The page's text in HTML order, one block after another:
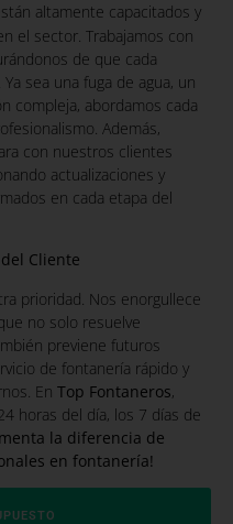
altamente capacitados y
el sector. Trabajamos con
de que cada
sea una fuga de agua, un
compleja, abordamos cada
Además,
con nuestros clientes
actualizaciones y
en cada etapa del
Cliente
prioridad. Nos enorgullece
no solo resuelve
previene futuros
de fontanería rápido y
En Top Fontaneros,
horas del día, los 7 días de
la diferencia de
en fontanería!